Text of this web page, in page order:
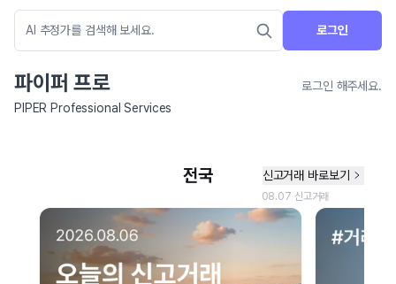
로그인
파이퍼 프로
로그인 해주세요.
PIPER Professional Services